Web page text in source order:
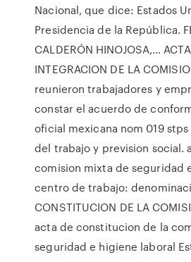
Nacional, que dice: Estados
Presidencia de la República.
CALDERÓN HINOJOSA,…
INTEGRACION DE LA
reunieron trabajadores y
constar el acuerdo de
oficial mexicana nom 019
del trabajo y prevision social.
comision mixta de seguridad
centro de trabajo:
CONSTITUCION DE LA
acta de constitucion de la
seguridad e higiene laboral